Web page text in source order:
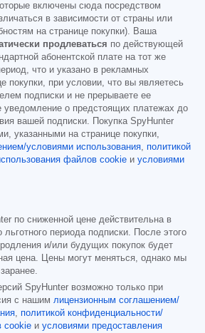
включены сюда посредством
в зависимости от страны или
на странице покупки). Ваша
продлеваться по действующей
абонентской плате на тот же
что и указано в рекламных
покупки, при условии, что вы являетесь
подписки и не прерываете ее
уведомление о предстоящих платежах до
вашей подписки. Покупка SpyHunter
указанными на странице покупки,
условиями использования, политикой
файлов cookie и условиями
по сниженной цене действительна в
льготного периода подписки. После этого
и/или будущих покупок будет
цена. Цены могут меняться, однако мы
SpyHunter возможно только при
с нашим лицензионным соглашением/
, политикой конфиденциальности/
cookie и условиями предоставления